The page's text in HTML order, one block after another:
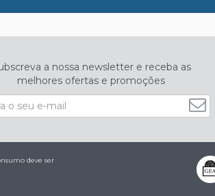
a nossa newsletter e receba as
melhores ofertas e promoções
deve ser